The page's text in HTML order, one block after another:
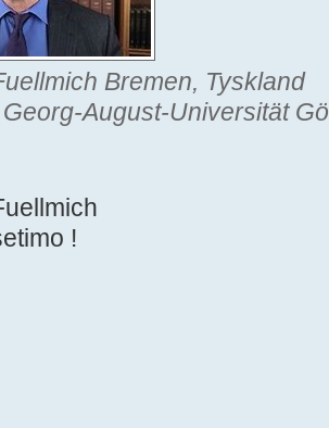
Bremen, Tyskland
August-Universität
!